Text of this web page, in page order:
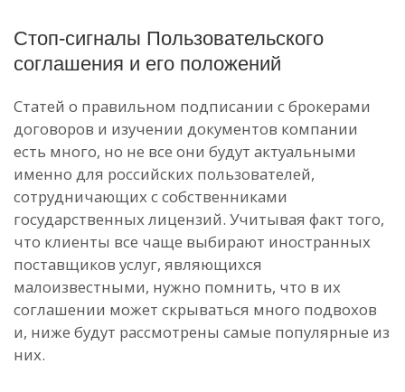
Стоп-сигналы Пользовательского
соглашения и его положений
Статей о правильном подписании с брокерами
договоров и изучении документов компании
есть много, но не все они будут актуальными
именно для российских пользователей,
сотрудничающих с собственниками
государственных лицензий. Учитывая факт того,
что клиенты все чаще выбирают иностранных
поставщиков услуг, являющихся
малоизвестными, нужно помнить, что в их
соглашении может скрываться много подвохов
и, ниже будут рассмотрены самые популярные из
них.